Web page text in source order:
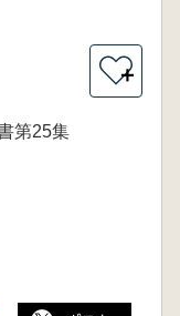
＋
第25集